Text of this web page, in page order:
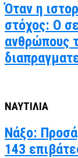
Όταν η
στόχος: Ο
ανθρώπους
ΝΑΥΤΙΛΙΑ
Νάξο:
143